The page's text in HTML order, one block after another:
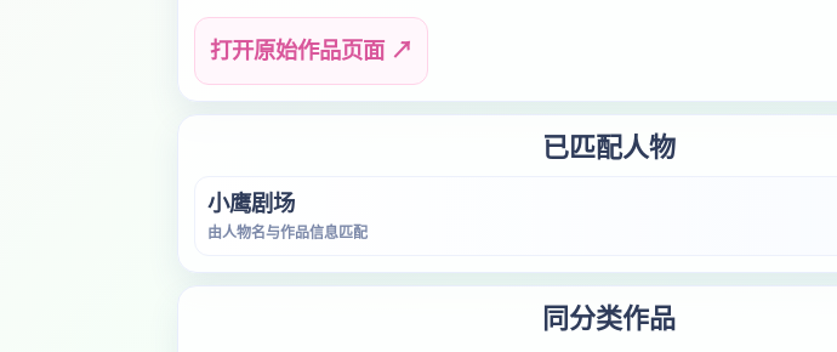
打开原始作品页面 ↗
已匹配人物
小鹰剧场
由人物名与作品信息匹配
同分类作品